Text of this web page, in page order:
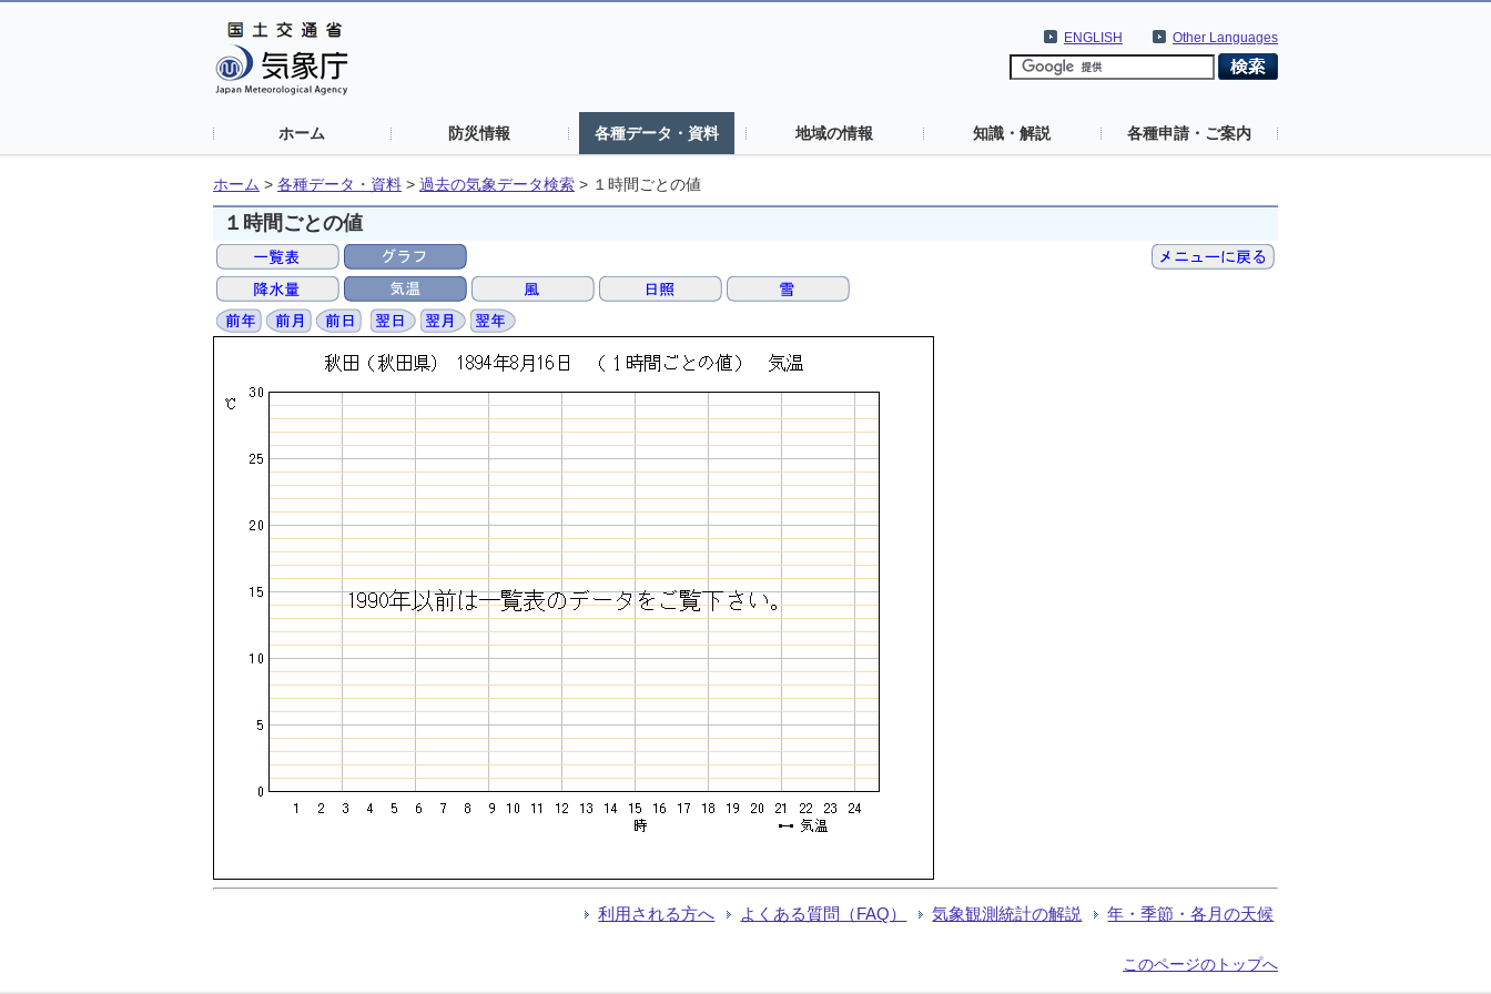
Other Languages
ENGLISH
ホーム 防災情報 各種データ・資料 地域の情報 知識・解説 各種申請・ご案内
ホーム > 各種データ・資料 > 過去の気象データ検索 > １時間ごとの値
１時間ごとの値
利用される方へ よくある質問（FAQ） 気象観測統計の解説 年・季節・各月の天候
このページのトップへ